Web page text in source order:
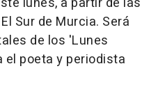
Sur de Murcia. Será
de los 'Lunes
poeta y periodista